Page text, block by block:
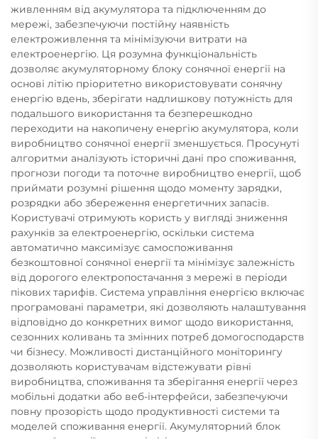
живленням від акумулятора та підключенням до
мережі, забезпечуючи постійну наявність
електроживлення та мінімізуючи витрати на
електроенергію. Ця розумна функціональність
дозволяє акумуляторному блоку сонячної енергії на
основі літію пріоритетно використовувати сонячну
енергію вдень, зберігати надлишкову потужність для
подальшого використання та безперешкодно
переходити на накопичену енергію акумулятора, коли
виробництво сонячної енергії зменшується. Просунуті
алгоритми аналізують історичні дані про споживання,
прогнози погоди та поточне виробництво енергії, щоб
приймати розумні рішення щодо моменту зарядки,
розрядки або збереження енергетичних запасів.
Користувачі отримують користь у вигляді зниження
рахунків за електроенергію, оскільки система
автоматично максимізує самоспоживання
безкоштовної сонячної енергії та мінімізує залежність
від дорогого електропостачання з мережі в періоди
пікових тарифів. Система управління енергією включає
програмовані параметри, які дозволяють налаштування
відповідно до конкретних вимог щодо використання,
сезонних коливань та змінних потреб домогосподарств
чи бізнесу. Можливості дистанційного моніторингу
дозволяють користувачам відстежувати рівні
виробництва, споживання та зберігання енергії через
мобільні додатки або веб-інтерфейси, забезпечуючи
повну прозорість щодо продуктивності системи та
моделей споживання енергії. Акумуляторний блок